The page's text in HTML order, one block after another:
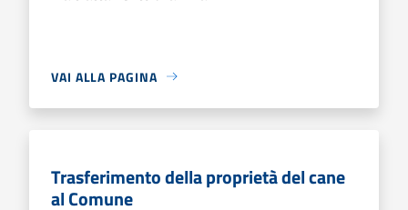
VAI ALLA PAGINA
Trasferimento della proprietà del cane
al Comune